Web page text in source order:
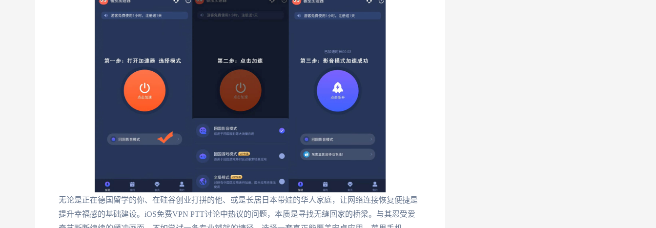
无论是正在德国留学的你、在硅谷创业打拼的他、或是长居日本带娃的华人家庭，让网络连接恢复便捷是
提升幸福感的基础建设。iOS免费VPN PTT讨论中热议的问题，本质是寻找无缝回家的桥梁。与其忍受爱